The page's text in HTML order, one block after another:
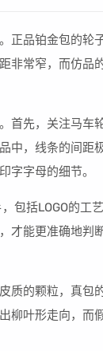
正品铂金包的轮
非常窄，而仿品
首先，关注马车
中，线条的间距
字字母的细节。
包括LOGO的工
才能更准确地判
的颗粒，真包
柳叶形走向，而